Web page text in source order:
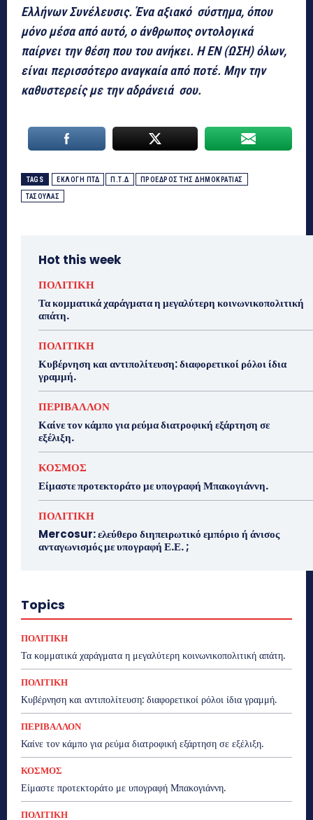
Ελλήνων Συνέλευσις. Ένα αξιακό σύστημα, όπου
μόνο μέσα από αυτό, ο άνθρωπος οντολογικά
παίρνει την θέση που του ανήκει. Η ΕΝ (ΩΣΗ) όλων,
είναι περισσότερο αναγκαία από ποτέ. Μην την
καθυστερείς με την αδράνειά σου.
TAGS ΕΚΛΟΓΗ ΠΤΔ Π.Τ.Δ ΠΡΟΕΔΡΟΣ ΤΗΣ ΔΗΜΟΚΡΑΤΙΑΣ
ΤΑΣΟΥΛΑΣ
Hot this week
ΠΟΛΙΤΙΚΗ
Τα κομματικά χαράγματα η μεγαλύτερη κοινωνικοπολιτική
απάτη.
ΠΟΛΙΤΙΚΗ
Κυβέρνηση και αντιπολίτευση: διαφορετικοί ρόλοι ίδια
γραμμή.
ΠΕΡΙΒΑΛΛΟΝ
Καίνε τον κάμπο για ρεύμα διατροφική εξάρτηση σε
εξέλιξη.
ΚΟΣΜΟΣ
Είμαστε προτεκτοράτο με υπογραφή Μπακογιάννη.
ΠΟΛΙΤΙΚΗ
Mercosur: ελεύθερο διηπειρωτικό εμπόριο ή άνισος
ανταγωνισμός με υπογραφή Ε.Ε. ;
Topics
ΠΟΛΙΤΙΚΗ
Τα κομματικά χαράγματα η μεγαλύτερη κοινωνικοπολιτική απάτη.
ΠΟΛΙΤΙΚΗ
Κυβέρνηση και αντιπολίτευση: διαφορετικοί ρόλοι ίδια γραμμή.
ΠΕΡΙΒΑΛΛΟΝ
Καίνε τον κάμπο για ρεύμα διατροφική εξάρτηση σε εξέλιξη.
ΚΟΣΜΟΣ
Είμαστε προτεκτοράτο με υπογραφή Μπακογιάννη.
ΠΟΛΙΤΙΚΗ